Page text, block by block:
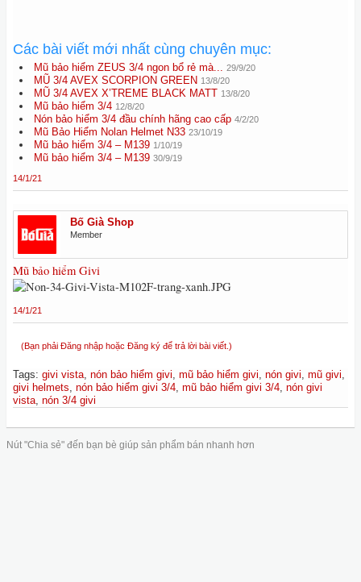
Các bài viết mới nhất cùng chuyên mục:
Mũ bảo hiểm ZEUS 3/4 ngon bổ rẻ mà... 29/9/20
MŨ 3/4 AVEX SCORPION GREEN 13/8/20
MŨ 3/4 AVEX X’TREME BLACK MATT 13/8/20
Mũ bảo hiểm 3/4 12/8/20
Nón bảo hiểm 3/4 đầu chính hãng cao cấp 4/2/20
Mũ Bảo Hiểm Nolan Helmet N33 23/10/19
Mũ bảo hiểm 3/4 – M139 1/10/19
Mũ bảo hiểm 3/4 – M139 30/9/19
14/1/21
Bố Già Shop
Member
Mũ bảo hiểm Givi
14/1/21
(Bạn phải Đăng nhập hoặc Đăng ký để trả lời bài viết.)
Tags: givi vista, nón bảo hiểm givi, mũ bảo hiểm givi, nón givi, mũ givi,
givi helmets, nón bảo hiểm givi 3/4, mũ bảo hiểm givi 3/4, nón givi
vista, nón 3/4 givi
Nút "Chia sẻ" đến bạn bè giúp sản phẩm bán nhanh hơn